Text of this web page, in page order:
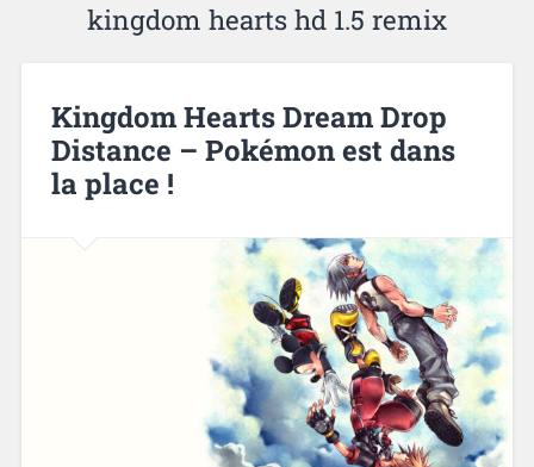
kingdom hearts hd 1.5 remix
Kingdom Hearts Dream Drop
Distance – Pokémon est dans
la place !